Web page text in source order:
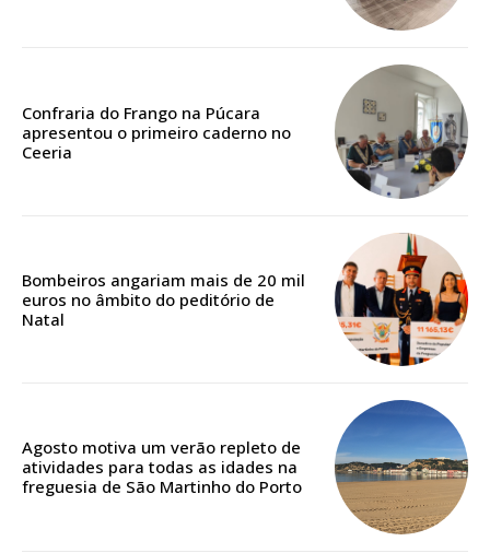
Planos de Assinatura
Faça-se assinante do Região de Cister e ajude-nos a manter este serviço
Confraria do Frango na Púcara
apresentou o primeiro caderno no
Ceeria
Bombeiros angariam mais de 20 mil
euros no âmbito do peditório de
Natal
Agosto motiva um verão repleto de
atividades para todas as idades na
freguesia de São Martinho do Porto